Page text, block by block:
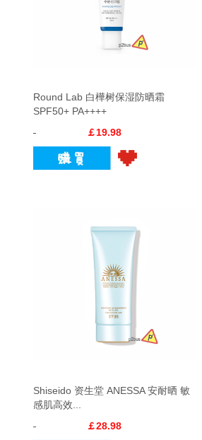
Round Lab 白樺树保湿防晒霜
SPF50+ PA++++
￡19.98
Shiseido 资生堂 ANESSA 安耐晒 敏
感肌高效...
￡28.98